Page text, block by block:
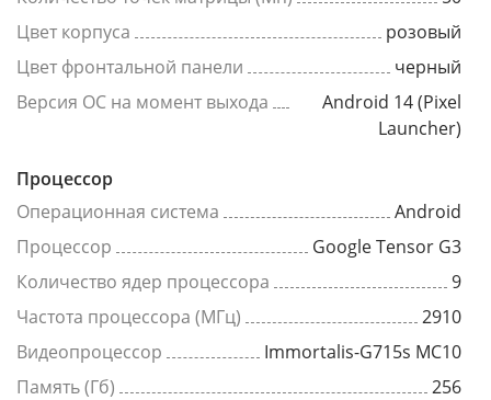
Цвет корпуса
розовый
Цвет фронтальной панели
черный
Версия ОС на момент выхода
Android 14 (Pixel
Launcher)
Процессор
Операционная система
Android
Процессор
Google Tensor G3
Количество ядер процессора
9
Частота процессора (МГц)
2910
Видеопроцессор
Immortalis-G715s MC10
Память (Гб)
256